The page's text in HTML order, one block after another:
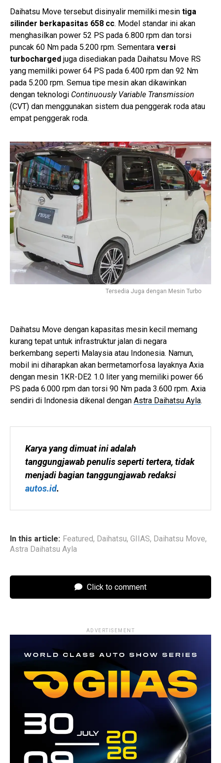
Daihatsu Move tersebut disinyalir memiliki mesin tiga
silinder berkapasitas 658 cc. Model standar ini akan
menghasilkan power 52 PS pada 6.800 rpm dan torsi
puncak 60 Nm pada 5.200 rpm. Sementara versi
turbocharged juga disediakan pada Daihatsu Move RS
yang memiliki power 64 PS pada 6.400 rpm dan 92 Nm
pada 5.200 rpm. Semua tipe mesin akan dikawinkan
dengan teknologi Continuously Variable Transmission
(CVT) dan menggunakan sistem dua penggerak roda atau
empat penggerak roda.
Tersedia Juga dengan Mesin Turbo
Daihatsu Move dengan kapasitas mesin kecil memang
kurang tepat untuk infrastruktur jalan di negara
berkembang seperti Malaysia atau Indonesia. Namun,
mobil ini diharapkan akan bermetamorfosa layaknya Axia
dengan mesin 1KR-DE2 1.0 liter yang memiliki power 66
PS pada 6.000 rpm dan torsi 90 Nm pada 3.600 rpm. Axia
sendiri di Indonesia dikenal dengan Astra Daihatsu Ayla.
Karya yang dimuat ini adalah
tanggungjawab penulis seperti tertera, tidak
autos.id.
In this article: Featured, Daihatsu, GIIAS, Daihatsu Move,
Astra Daihatsu Ayla
Click to comment
ADVERTISEMENT